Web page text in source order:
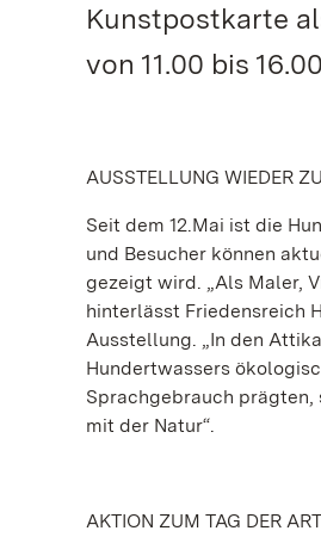
Kunstpostkarte
von 11.00 bis
AUSSTELLUNG WIEDER
Seit dem 12.Mai ist die
und Besucher können
gezeigt wird. „Als Maler,
hinterlässt Friedensreich
Ausstellung. „In den
Hundertwassers
Sprachgebrauch prägten,
mit der Natur“.
AKTION ZUM TAG DER